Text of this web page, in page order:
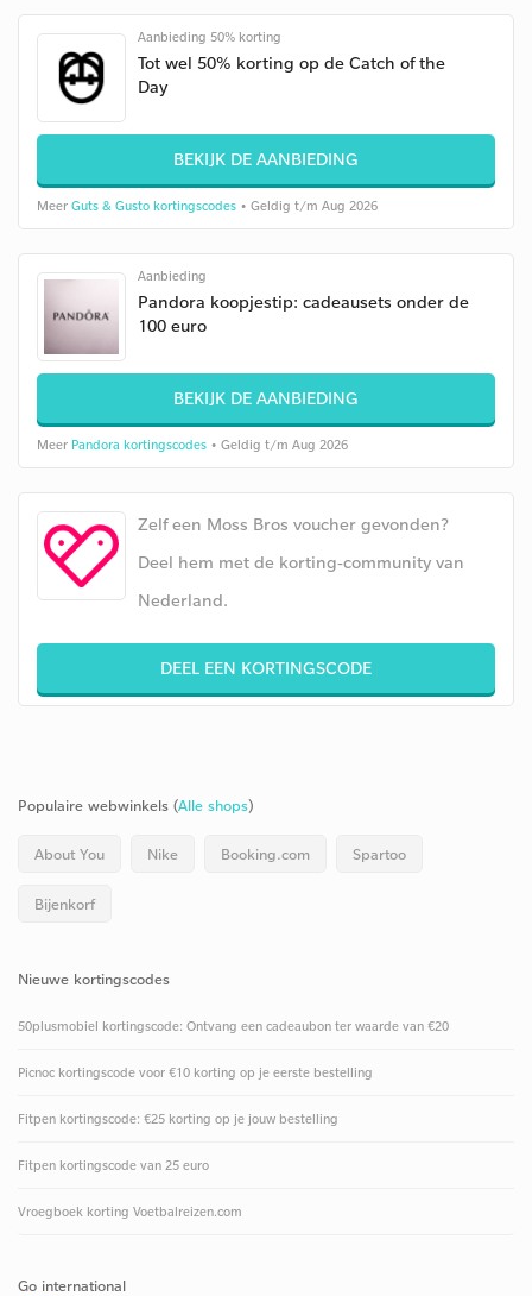
Aanbieding 50% korting
Tot wel 50% korting op de Catch of the
Day
BEKIJK DE AANBIEDING
Meer Guts & Gusto kortingscodes • Geldig t/m Aug 2026
Aanbieding
Pandora koopjestip: cadeausets onder de
100 euro
BEKIJK DE AANBIEDING
Meer Pandora kortingscodes • Geldig t/m Aug 2026
Zelf een Moss Bros voucher gevonden?
Deel hem met de korting-community van
Nederland.
DEEL EEN KORTINGSCODE
Populaire webwinkels (Alle shops)
About You Nike Booking.com Spartoo
Bijenkorf
Nieuwe kortingscodes
50plusmobiel kortingscode: Ontvang een cadeaubon ter waarde van €20
Picnoc kortingscode voor €10 korting op je eerste bestelling
Fitpen kortingscode: €25 korting op je jouw bestelling
Fitpen kortingscode van 25 euro
Vroegboek korting Voetbalreizen.com
Go international